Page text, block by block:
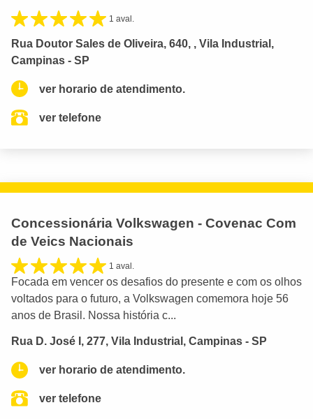
1 aval.
Rua Doutor Sales de Oliveira, 640, , Vila Industrial,
Campinas - SP
ver horario de atendimento.
ver telefone
Concessionária Volkswagen - Covenac Com
de Veics Nacionais
1 aval.
Focada em vencer os desafios do presente e com os olhos
voltados para o futuro, a Volkswagen comemora hoje 56
anos de Brasil. Nossa história c...
Rua D. José I, 277, Vila Industrial, Campinas - SP
ver horario de atendimento.
ver telefone